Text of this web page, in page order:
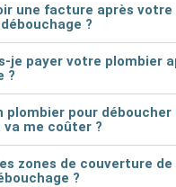
une facture après votre
?
je payer votre plombier
?
plombier pour déboucher
va me coûter ?
zones de couverture
?